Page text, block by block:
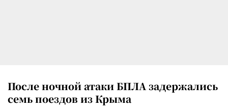
После ночной атаки БПЛА задержались
семь поездов из Крыма